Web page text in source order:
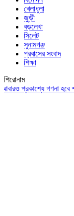
খেলাধুলা
জুড়ী
বড়লেখা
সিলেট
সুনামগঞ্জ
প্রবাসের সংবাদ
শিক্ষা
শিরোনাম
গণনা হবে